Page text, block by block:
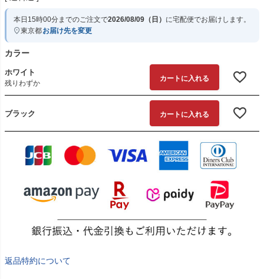
本日 15時00分までのご注文で2026/08/09（日） に宅配便でお届けします。
東京都お届け先を変更
カラー
ホワイト
残りわずか
カートに入れる
ブラック カートに入れる
返品特約について